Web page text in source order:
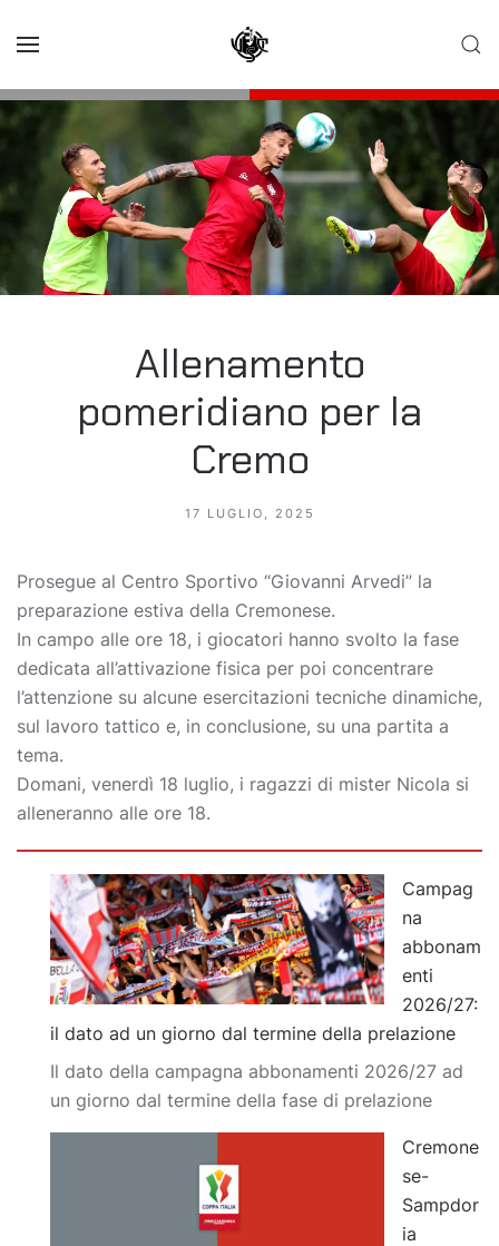
Allenamento
pomeridiano per la
Cremo
17 LUGLIO, 2025
Prosegue al Centro Sportivo “Giovanni Arvedi” la
preparazione estiva della Cremonese.
In campo alle ore 18, i giocatori hanno svolto la fase
dedicata all’attivazione fisica per poi concentrare
l’attenzione su alcune esercitazioni tecniche dinamiche,
sul lavoro tattico e, in conclusione, su una partita a
tema.
Domani, venerdì 18 luglio, i ragazzi di mister Nicola si
alleneranno alle ore 18.
Campag
na
abbonam
enti
2026/27:
il dato ad un giorno dal termine della prelazione
Il dato della campagna abbonamenti 2026/27 ad
un giorno dal termine della fase di prelazione
Cremone
se-
Sampdor
ia